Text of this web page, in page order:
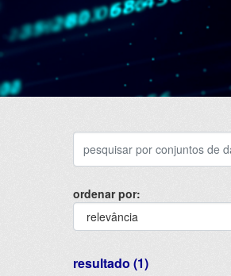
ordenar por
resultado (1)